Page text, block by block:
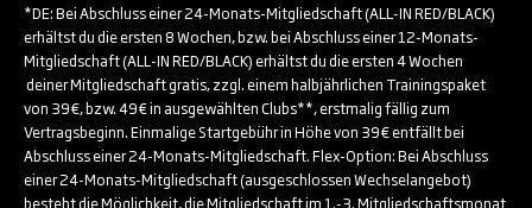
*DE: Bei Abschluss einer 24-Monats-Mitgliedschaft (ALL-IN RED/BLACK)
erhältst du die ersten 8 Wochen, bzw. bei Abschluss einer 12-Monats-
Mitgliedschaft (ALL-IN RED/BLACK) erhältst du die ersten 4 Wochen
deiner Mitgliedschaft gratis, zzgl. einem halbjährlichen Trainingspaket
von 39€, bzw. 49€ in ausgewählten Clubs**, erstmalig fällig zum
Vertragsbeginn. Einmalige Startgebühr in Höhe von 39€ entfällt bei
Abschluss einer 24-Monats-Mitgliedschaft. Flex-Option: Bei Abschluss
einer 24-Monats-Mitgliedschaft (ausgeschlossen Wechselangebot)
besteht die Möglichkeit, die Mitgliedschaft im 1.-3. Mitgliedschaftsmonat